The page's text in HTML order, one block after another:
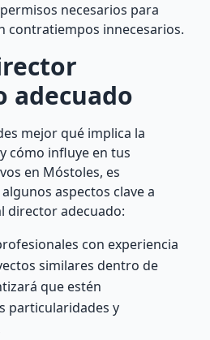
necesarios para
contratiempos innecesarios.
adecuado
mejor qué implica la
cómo influye en tus
en Móstoles, es
aspectos clave a
director adecuado:
con experiencia
similares dentro de
que estén
particularidades y